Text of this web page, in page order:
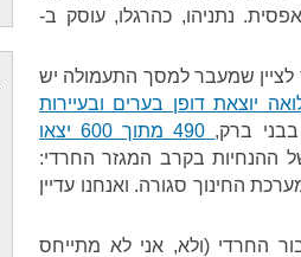
נתניהו, כהרגלו, עוסק ב-
שמעבר למסך התעמולה יש
יוצאת דופן בערים ובעיירות
ברק,
490 מתוך 600 יצאו
ההנחיות בקרב המגזר החרדי:
החינוך סגורה. ואנחנו עדיין
החרדי (ולא, אני לא מתייחס